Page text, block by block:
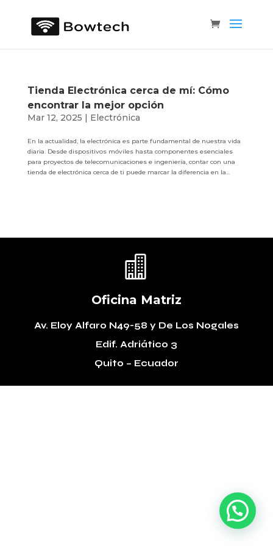
Tienda Electrónica cerca de mí: Cómo
encontrar la mejor opción
Mar 12, 2025 | Electrónica
En la actualidad, la electrónica es parte fundamental de nuestra vida
diaria. Desde dispositivos móviles hasta componentes esenciales
para proyectos de telecomunicaciones e ingeniería, contar con una
tienda de electrónica cerca de ti puede marcar la diferencia en la...

Oficina Matriz
Av. Eloy Alfaro N49-58 y De Los Nogales
Edif. Adriático 3
Quito – Ecuador